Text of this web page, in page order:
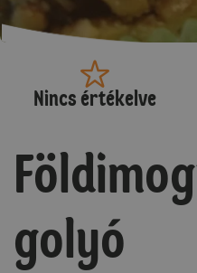
Nincs értékelve
golyó